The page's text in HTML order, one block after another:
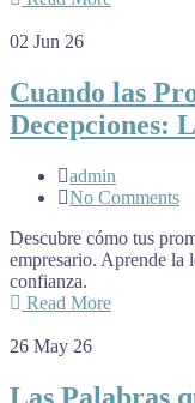
02 Jun 26
Cuando las
Decepciones:
admin
No Comments
Descubre cómo tus
empresario. Aprende la
confianza.
Read More
26 May 26
Las Palabras